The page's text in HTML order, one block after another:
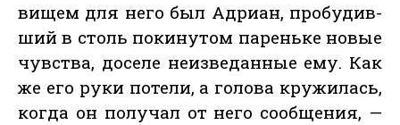
вищем для не­го был Ад­ри­ан, про­будив­
ший в столь по­кину­том па­рень­ке но­вые
чувс­тва, до­селе не­из­ве­дан­ные ему. Как
же его ру­ки по­тели, а го­лова кру­жилась,
ког­да он по­лучал от не­го со­об­ще­ния, —